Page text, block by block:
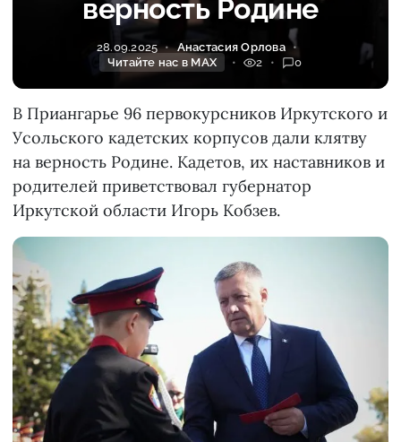
верность Родине
28.09.2025
Анастасия Орлова
Читайте нас в MAX
2 0
В Приангарье 96 первокурсников Иркутского и
Усольского кадетских корпусов дали клятву
на верность Родине. Кадетов, их наставников и
родителей приветствовал губернатор
Иркутской области Игорь Кобзев.